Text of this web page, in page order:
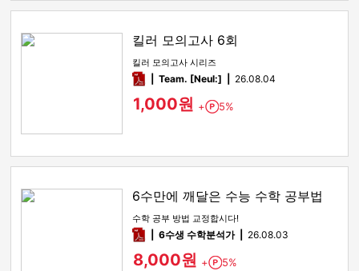
킬러 모의고사 6회
킬러 모의고사 시리즈
pdfTeam. [Neul:] 26.08.04
1,000원 + Point
5%
6수만에 깨달은 수능 수학 공부법
수학 공부 방법 교정합시다!
pdf6수생 수학분석가 26.08.03
8,000원 + Point
5%